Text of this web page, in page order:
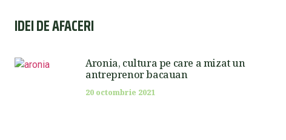
IDEI DE AFACERI
Aronia, cultura pe care a mizat un
antreprenor bacauan
20 octombrie 2021